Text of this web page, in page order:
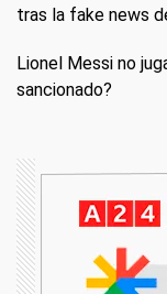
tras la fake news
Lionel Messi no
sancionado?